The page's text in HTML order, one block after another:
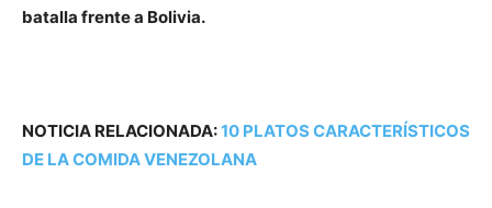
batalla frente a Bolivia.
NOTICIA RELACIONADA:10 PLATOS CARACTERÍSTICOS
DE LA COMIDA VENEZOLANA